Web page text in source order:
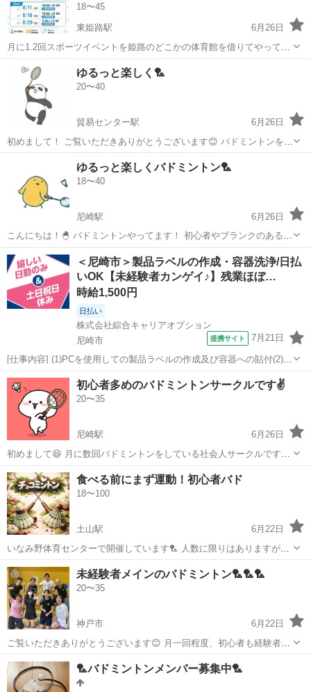
18〜45
東姫路駅
6月26日
月に1.2回スポーツイベントを姫路のどこかの体育館を借りてやってま
す。主にバドミントン🏸 たまにバスケ🏀ソフトバレー🏐ピックルボー
ル等 運動不足解消にゆるく楽しみたい人、やったことない方でも初
心者も歓迎です アットホーム...
兵庫 東姫路駅 バドミントン
ゆるっと楽しく🏸
20〜40
貿易センター駅
6月26日
初めまして！ ご覧いただきありがとうございます😊 バドミントンを経
験未経験問わず楽しんでくださる方を募集中です🙆‍♀️ 固定の開催曜日、
時間などはありませんが、月に1〜3回開催しています！ 未経験でも楽
しめるようにラケ...
貿易センター駅 バドミントン
ゆるっと楽しくバドミントン🏸
18〜40
尼崎駅
6月26日
こんにちは！🐣 バドミントンやってます！ 初心者やブランクのある方
が多いです😆 僕も初心者です😆 月1.2回活動しています🙆‍♀️ 土日開催が
多いです！ 2時間程度で、最初にアップをしてその後経験者チーム、
未経験チ...
兵庫 尼崎市 尼崎駅 バドミントン チーム
＜尼崎市＞製品ラベルの作成・容器洗浄/日払
いOK【未経験者カンゲイ♪】残業ほぼ…
時給1,500円
日払い
株式会社綜合キャリアオプション
尼崎市
提携サイト 7月21日
[仕事内容] (1)PCを使用しての製品ラベルの作成及び容器への貼付(2)返
却容器(ポリ缶)の選別及び機械装置を用いての容器洗浄(ポリ缶、 コン
テナ)(3)PCを使用しての自動倉庫への入庫作業(4)機械装置を用いて化
学薬品を...
兵庫 尼崎市 工場
初心者多めのバドミントンサークルです✌️
20〜35
尼崎駅
6月26日
初めまして😆 月に数回バドミントンをしている社会人サークルです！
少しでもバドミントン好きな人が増えて欲しい、バドミントンを通じ
て周りの人がお友達を増やしていって欲しい、そんな想いで活動して
ます🌈 ゆるゆるなサークルで...
兵庫 尼崎市 尼崎駅 バドミントン サークル
食べる前にまず運動！初心者バド
18〜100
土山駅
6月22日
いなみ野体育センターで開催しています🏸 人数に限りはありますが土
山駅から体育館への 送迎も行います！🚗³₃ 男女とも初級者から大歓迎
です✨ 当日飛び入り参加も可能です！ 基本的には 30分基礎打ち 1時間
ちょいゲーム...
兵庫 加古郡 土山駅 バドミントン
未経験者メインのバドミントン🏸🏸🏸
20〜35
神戸市
6月22日
ご覧いただきありがとうございます😊 月一回程度、初心者も経験者も
交えてバドミントンを企画しています🙆‍♀️ 初心者の方も半分かそれ以上
いてるので、ゆるゆる楽しくしています🙌 メニューも初心者向けなの
で、経験者の方は物足り...
兵庫 神戸市 バドミントン
🏸バドミントンメンバー募集中🏸